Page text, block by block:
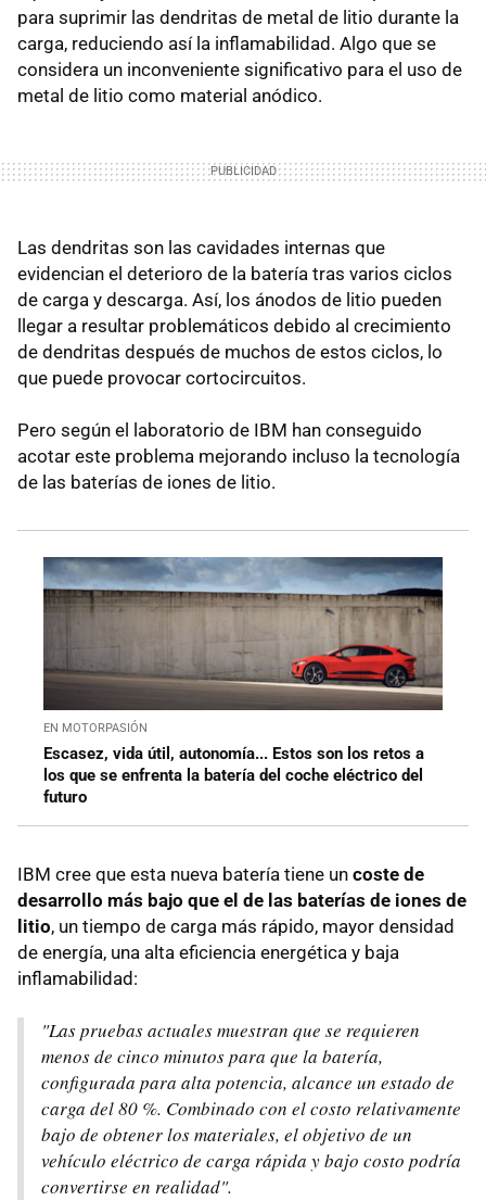
para suprimir las dendritas de metal de litio durante la
carga, reduciendo así la inflamabilidad. Algo que se
considera un inconveniente significativo para el uso de
metal de litio como material anódico.
Las dendritas son las cavidades internas que
evidencian el deterioro de la batería tras varios ciclos
de carga y descarga. Así, los ánodos de litio pueden
llegar a resultar problemáticos debido al crecimiento
de dendritas después de muchos de estos ciclos, lo
que puede provocar cortocircuitos.
Pero según el laboratorio de IBM han conseguido
acotar este problema mejorando incluso la tecnología
de las baterías de iones de litio.
EN MOTORPASIÓN
Escasez, vida útil, autonomía... Estos son los retos a
los que se enfrenta la batería del coche eléctrico del
futuro
IBM cree que esta nueva batería tiene un coste de
desarrollo más bajo que el de las baterías de iones de
litio, un tiempo de carga más rápido, mayor densidad
de energía, una alta eficiencia energética y baja
inflamabilidad:
"Las pruebas actuales muestran que se requieren
menos de cinco minutos para que la batería,
configurada para alta potencia, alcance un estado de
carga del 80 %. Combinado con el costo relativamente
bajo de obtener los materiales, el objetivo de un
vehículo eléctrico de carga rápida y bajo costo podría
convertirse en realidad".